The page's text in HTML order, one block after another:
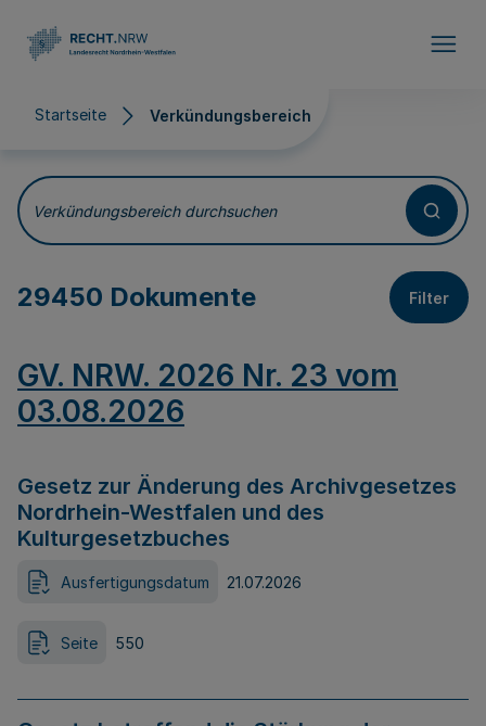
Startseite Verkündungsbereich
Verkündungsbereich
Verkündungsbereich durchsuchen
29450 Dokumente Filter
GV. NRW. 2026 Nr. 23 vom
03.08.2026
Gesetz zur Änderung des Archivgesetzes
Nordrhein-Westfalen und des
Kulturgesetzbuches
Ausfertigungsdatum 21.07.2026
Seite 550